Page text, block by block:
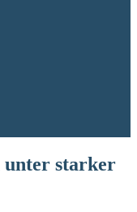
unter starker